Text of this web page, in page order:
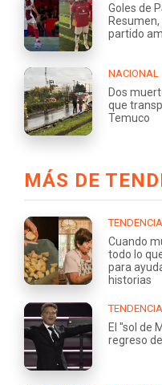
Goles de
Resumen,
partido
NACIONAL
Dos
que
Temuco
MÁS DE
Cuando
todo lo
para
historias
El "sol de
regreso